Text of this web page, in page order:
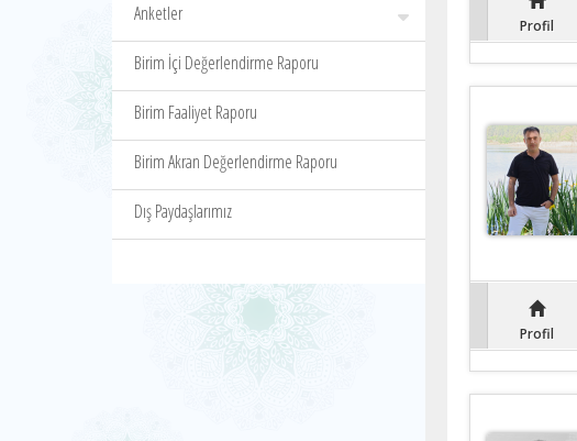
Anketler
Birim İçi Değerlendirme Raporu
Birim Faaliyet Raporu
Birim Akran Değerlendirme Raporu
Dış Paydaşlarımız
Profil
Profil